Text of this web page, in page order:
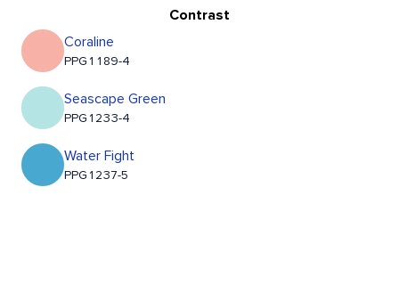
Contrast
Coraline
PPG1189-4
Seascape Green
PPG1233-4
Water Fight
PPG1237-5